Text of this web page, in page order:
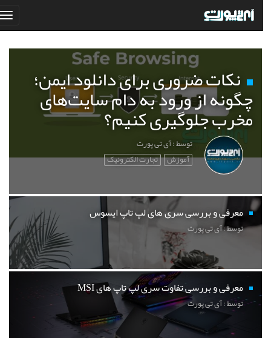
نکات ضروری برای دانلود ایمن؛
چگونه از ورود به دام سایت‌های
مخرب جلوگیری کنیم؟
توسط : آی تی پورت
آموزش تجارت الکترونیک
معرفی و بررسی سری های لپ تاپ ایسوس
توسط : آی تی پورت
معرفی و بررسی تفاوت سری لپ تاپ های MSI
توسط : آی تی پورت